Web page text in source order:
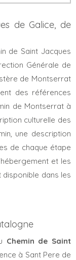
de Galice, de
de Saint Jacques
Générale de
de Montserrat
des références
de Montserrat à
culturelle des
une description
de chaque étape
et les
dans les
Chemin de Saint
à Sant Pere de